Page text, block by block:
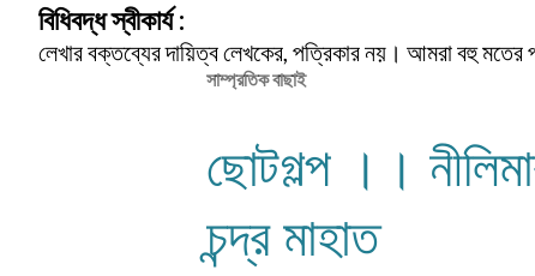
C
o
n
বিধিবদ্ধ স্বীকার্য :
লেখার বক্তব্যের দায়িত্ব লেখকের, পত্রিকার নয়। আমরা বহু মতের
সাম্প্রতিক বাছাই
ছোটগল্প ।।
চন্দ্র মাহাত